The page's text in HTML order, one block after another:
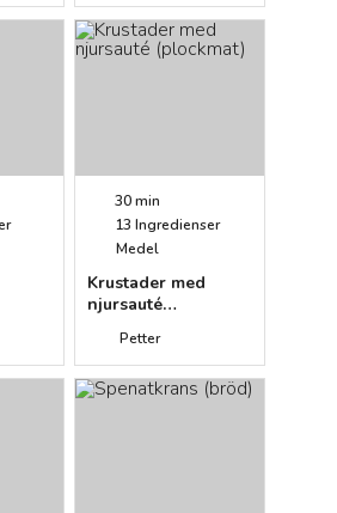
30 min
13 Ingredienser
Medel
Krustader med
njursauté
Petter